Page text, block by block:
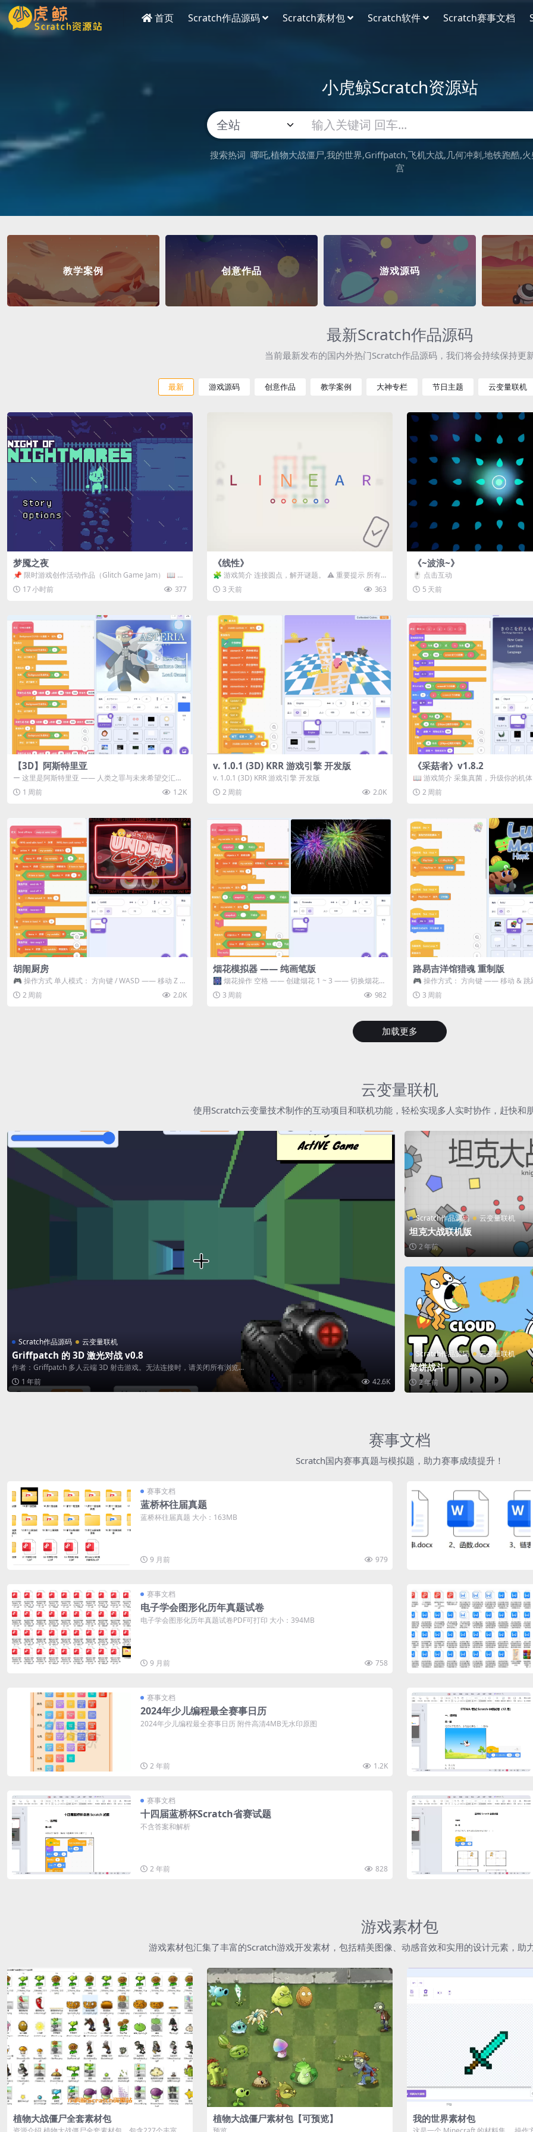
首页 Scratch作品源码 Scratch素材包 Scratch软件 Scratch赛事文档
小虎鲸Scratch资源站
搜索热词 哪吒 植物大战僵尸 我的世界 Griffpatch 飞机大战 几何冲刺 地铁跑酷
宫
教学案例 创意作品 游戏源码
最新Scratch作品源码
当前最新发布的国内外热门Scratch作品源码，我们将会持续保持更
最新 游戏源码 创意作品 教学案例 大神专栏 节日主题 云变量联机
梦魇之夜
📌 限时游戏创作活动作品（Glitch Game Jam） 📖 故
事背景 怪物四...
17 小时前 377
《线性》
🧩 游戏简介 连接圆点，解开谜题。 ⚠️ 重要提示 所有
关卡均可通关，请确保使用...
3 天前 363
《~波浪~》
🖱️ 点击互动
5 天前
【3D】阿斯特里亚
ー 这里是阿斯特里亚 —— 人类之罪与未来希望交汇之
地 📖 游戏简介 《阿斯特里...
1 周前 1.2K
v. 1.0.1 (3D) KRR 游戏引擎 开发版
v. 1.0.1 (3D) KRR 游戏引擎 开发版
2 周前
2.0K
《采菇者》v1.8.2
📖 游戏简介 采集真菌，升级你的机
域探索。 这是一款静谧的探索冒...
2 周前
胡闹厨房
🎮 操作方式 单人模式： 方向键 / WASD —— 移动 Z /
K —— 抓...
2 周前 2.0K
烟花模拟器 —— 纯画笔版
🎆 烟花操作 空格 —— 创建烟花 1 ~ 3 —— 切换烟花类
型 普通烟花 嘶...
3 周前 982
路易吉洋馆猎魂 重制版
🎮 操作方式： 方向键 —— 移动 &
宝箱 将你...
3 周前
加载更多
云变量联机
使用Scratch云变量技术制作的互动项目和联机功能，轻松实现多人实时协作，赶快和
Scratch作品源码 云变量联机
Griffpatch 的 3D 激光对战 v0.8
作者：Griffpatch 多人云端 3D 射击游戏。无法连接时，请关闭所有浏览...
1 年前
42.6K
Scratch作品源码 云变量联机
坦克大战联机版
2 年前
Scratch作品源码 云变量联机
卷饼战斗
2 年前
赛事文档
Scratch国内赛事真题与模拟题，助力赛事成绩提升！
赛事文档
蓝桥杯往届真题
蓝桥杯往届真题 大小：163MB
9 月前 979
赛事文档
电子学会图形化历年真题试卷
电子学会图形化历年真题试卷PDF可打印 大小：394MB
9 月前 758
赛事文档
2024年少儿编程最全赛事日历
2024年少儿编程最全赛事日历 附件高清4MB无水印原图
2 年前 1.2K
赛事文档
十四届蓝桥杯Scratch省赛试题
不含答案和解析
2 年前 828
游戏素材包
游戏素材包汇集了丰富的Scratch游戏开发素材，包括精美图像、动感音效和实用的设计元素，助
植物大战僵尸全套素材包 植物大战僵尸素材包【可预览】 我的世界素材包